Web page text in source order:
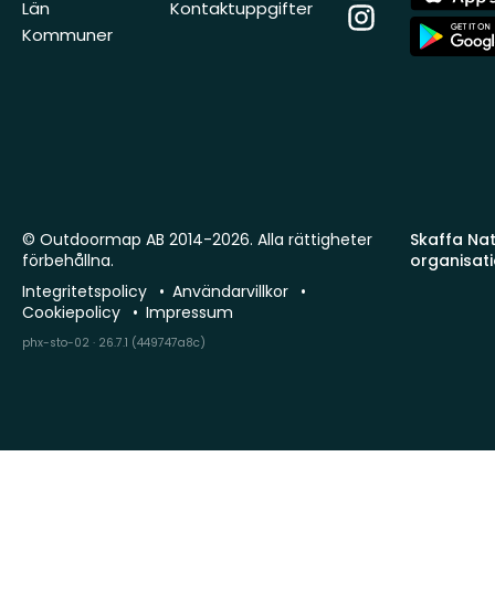
Län
Kommuner
Kontaktuppgifter
Instagram
App
Store
Skaffa
© Outdoormap AB 2014-2026. Alla rättigheter
förbehållna.
Integritetspolicy
Användarvillkor
Cookiepolicy
Impressum
phx-sto-02 · 26.7.1 (449747a8c)